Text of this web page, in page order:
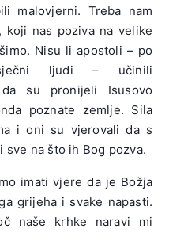
malovjerni. Treba nam
koji nas poziva na velike
Nisu li apostoli – po
ljudi – učinili
su pronijeli Isusovo
poznate zemlje. Sila
i oni su vjerovali da s
sve na što ih Bog pozva.
imati vjere da je Božja
grijeha i svake napasti.
naše krhke naravi mi